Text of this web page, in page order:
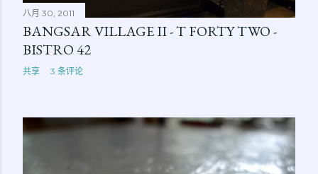
八月 30, 2011
BANGSAR VILLAGE II - T FORTY TWO -
BISTRO 42
共享 3 条评论